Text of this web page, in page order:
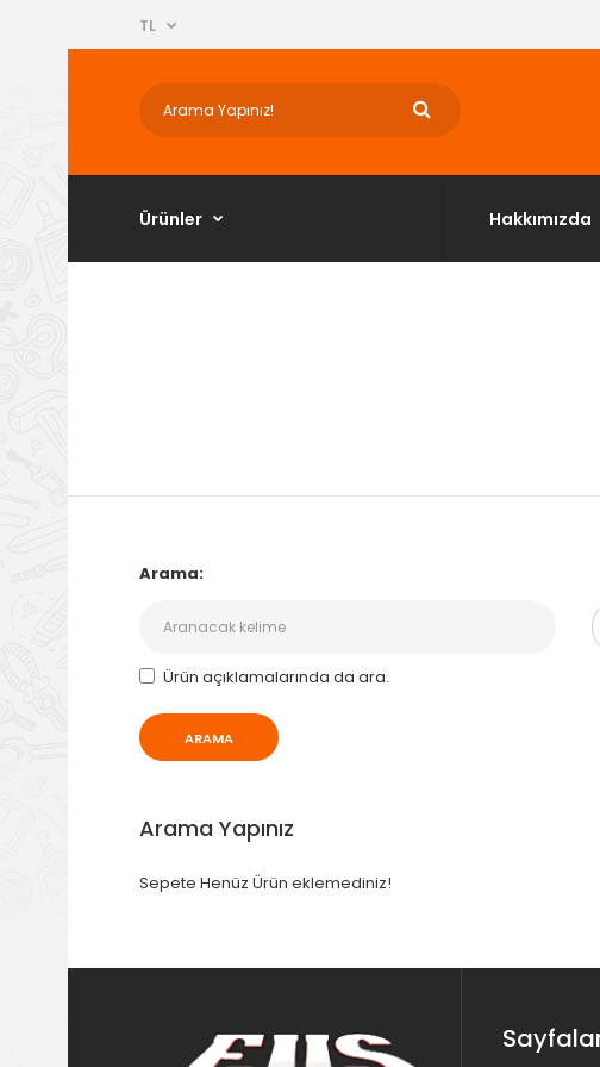
TL
Ürünler Hakkımızda
Arama:
Ürün açıklamalarında da ara.
Arama Yapınız
Sepete Henüz Ürün eklemediniz!